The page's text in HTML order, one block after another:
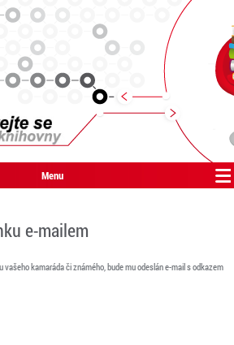
Menu
e-mailem
kamaráda či známého, bude mu odeslán e-mail s odkazem